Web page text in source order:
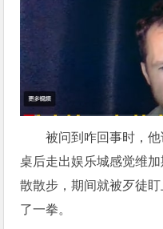
被问到咋回事时，
桌后走出娱乐城感觉维
散散步，期间就被歹徒
了一拳。